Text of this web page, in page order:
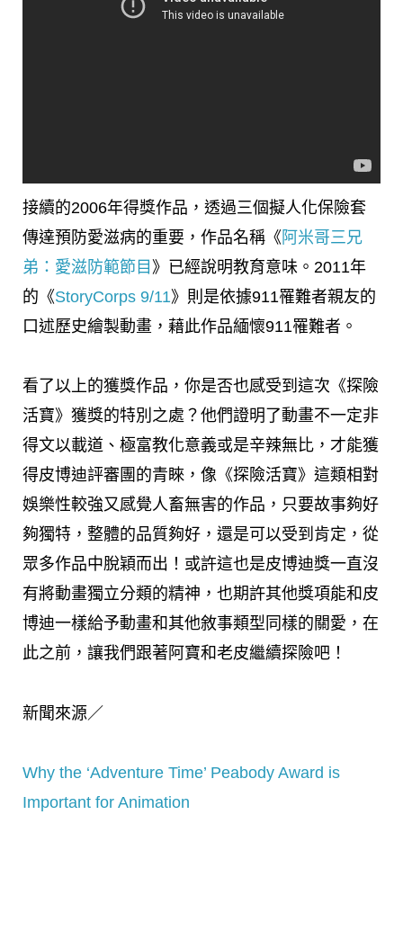
接續的2006年得獎作品，透過三個擬人化保險套
傳達預防愛滋病的重要，作品名稱《 阿米哥三兄
弟：愛滋防範節目 》已經說明教育意味。2011年
的《StoryCorps 9/11》則是依據911罹難者親友的
口述歷史繪製動畫，藉此作品緬懷911罹難者。
看了以上的獲獎作品，你是否也感受到這次《探險
活寶》獲獎的特別之處？他們證明了動畫不一定非
得文以載道、極富教化意義或是辛辣無比，才能獲
得皮博迪評審團的青睞，像《探險活寶》這類相對
娛樂性較強又感覺人畜無害的作品，只要故事夠好
夠獨特，整體的品質夠好，還是可以受到肯定，從
眾多作品中脫穎而出！或許這也是皮博迪獎一直沒
有將動畫獨立分類的精神，也期許其他獎項能和皮
博迪一樣給予動畫和其他敘事類型同樣的關愛，在
此之前，讓我們跟著阿寶和老皮繼續探險吧！
新聞來源／
Why the ‘Adventure Time’ Peabody Award is
Important for Animation